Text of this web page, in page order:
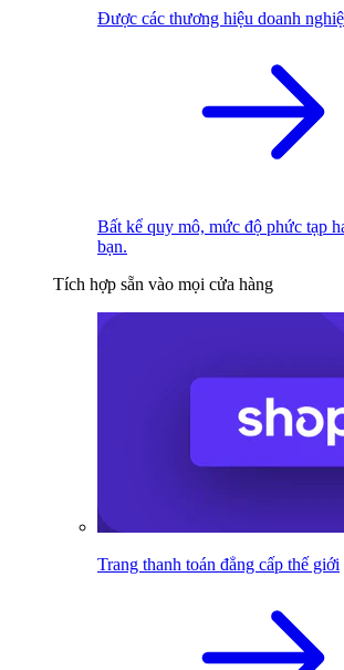
Được các thương hiệu doanh
Bất kể quy mô, mức độ phức tạp
bạn.
Tích hợp sẵn vào mọi cửa hàng
Trang thanh toán đẳng cấp thế giới